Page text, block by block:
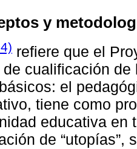
y
refiere que el
cualificación
el
tiene como
educativa en
de “utopías”,